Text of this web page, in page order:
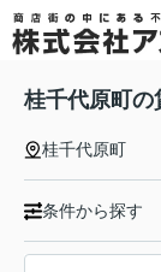
桂千代原町の
桂千代原町
条件から探す